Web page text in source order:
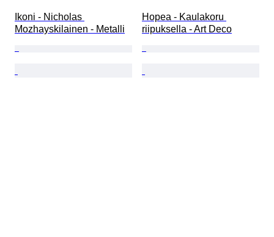
Ikoni - Nicholas
Mozhayskilainen - Metalli
Hopea - Kaulakoru
riipuksella - Art Deco